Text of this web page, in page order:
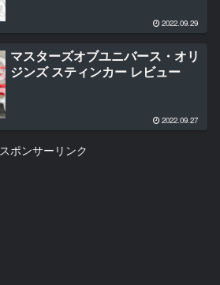
2022.09.29
マスターズオブユニバース・オリ
ジンズ スティンカー レビュー
2022.09.27
スポンサーリンク